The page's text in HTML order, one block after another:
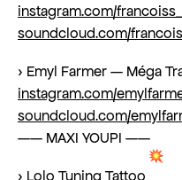
instagram.com/
soundcloud.com/
› Emyl Farmer — Méga
instagram.com/
soundcloud.com/
—— MAXI YOUPI ——
› Lolo Tuning Tattoo